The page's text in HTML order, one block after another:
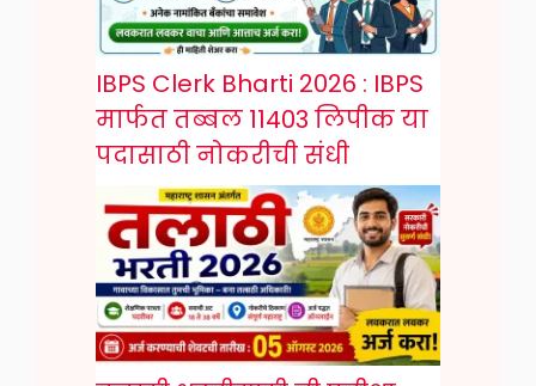
IBPS Clerk Bharti 2026 : IBPS
मार्फत तब्बल 11403 लिपीक या
पदासाठी नोकरीची संधी